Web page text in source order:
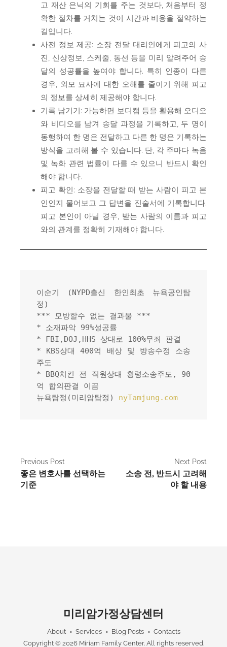
고 재산 은닉의 기회를 주는 것보다, 처음부터 정
확한 절차를 거치는 것이 시간과 비용을 절약하는
길입니다.
사전 정보 제공: 소장 전달 대리인에게 피고의 사
진, 신상정보, 스케줄, 동선 등을 미리 알려주어 송
달의 성공률을 높여야 합니다. 특히 인종이 다른
경우, 외모 묘사에 대한 오해를 줄이기 위해 피고
의 정보를 상세히 제공해야 합니다.
기록 남기기: 가능하면 보디캠 등을 활용해 오디오
와 비디오를 남겨 송달 과정을 기록하고, 두 명이
동행하여 한 명은 전달하고 다른 한 명은 기록하는
방식을 고려해 볼 수 있습니다. 단, 각 주마다 녹음
및 녹화 관련 법률이 다를 수 있으니 반드시 확인
해야 합니다.
피고 확인: 소장을 전달할 때 받는 사람이 피고 본
인인지 물어보고 그 답변을 진술서에 기록합니다.
피고 본인이 아닐 경우, 받는 사람의 이름과 피고
와의 관계를 정확히 기재해야 합니다.
이순기 (NYPD출신 한인최초 뉴욕공인탐
정)
*** 모방할수 없는 결과물 ***
* 소재파악 99%성공률
* FBI,DOJ,HHS 상대로 100%무죄 판결
* KBS상대 400억 배상 및 방송수정 소송
주도
* BBQ치킨 전 직원상대 횡령소송주도, 90
억 합의판결 이끔
뉴욕탐정(미리암탐정) nyTamjung.com
P
o
Previous Post
좋은 변호사를 선택하는
기준
Next Post
소송 전, 반드시 고려해
야 할 내용
미리암가정상담센터
About Services Blog Posts
Contacts
Copyright © 2026 Miriam Family Center. All rights reserved.